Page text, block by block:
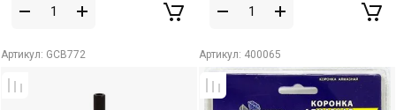
Артикул: GCB772 Артикул: 400065